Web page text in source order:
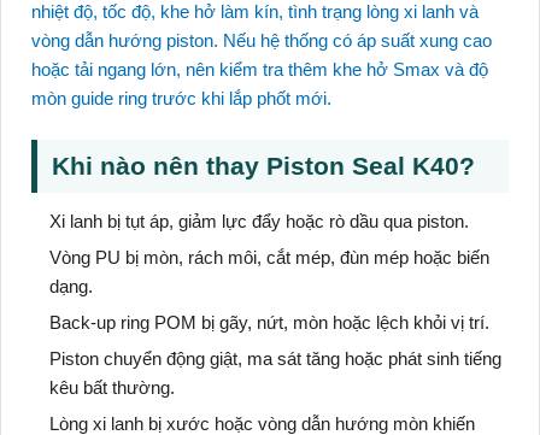
nhiệt độ, tốc độ, khe hở làm kín, tình trạng lòng xi lanh và
vòng dẫn hướng piston. Nếu hệ thống có áp suất xung cao
hoặc tải ngang lớn, nên kiểm tra thêm khe hở Smax và độ
mòn guide ring trước khi lắp phốt mới.
Khi nào nên thay Piston Seal K40?
Xi lanh bị tụt áp, giảm lực đẩy hoặc rò dầu qua piston.
Vòng PU bị mòn, rách môi, cắt mép, đùn mép hoặc biến
dạng.
Back-up ring POM bị gãy, nứt, mòn hoặc lệch khỏi vị trí.
Piston chuyển động giật, ma sát tăng hoặc phát sinh tiếng
kêu bất thường.
Lòng xi lanh bị xước hoặc vòng dẫn hướng mòn khiến